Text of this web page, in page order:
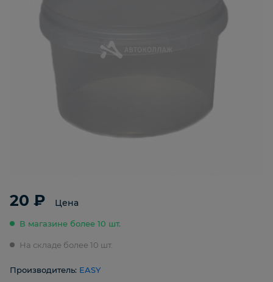
20 ₽ Цена
В магазине более 10 шт.
На складе более 10 шт.
Производитель: EASY